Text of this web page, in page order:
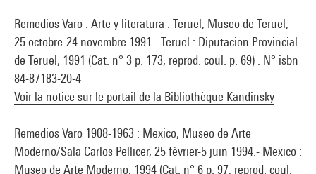
Agnès de la Beaumelle
Source :
Extrait du catalogueCollection art graphique - La collection du
direction de Agnès de la Beaumelle, Paris, Centre Pompidou,
2008
Remedios Varo : Arte y literatura : Teruel, Museo de Teruel,
25 octobre-24 novembre 1991.- Teruel : Diputacion Provincial
de Teruel, 1991 (Cat. n° 3 p. 173, reprod. coul. p. 69) . N° isbn
84-87183-20-4
Voir la notice sur le portail de la Bibliothèque Kandinsky
Remedios Varo 1908-1963 : Mexico, Museo de Arte
Moderno/Sala Carlos Pellicer, 25 février-5 juin 1994.- Mexico :
Museo de Arte Moderno, 1994 (Cat. n° 6 p. 97, reprod. coul.